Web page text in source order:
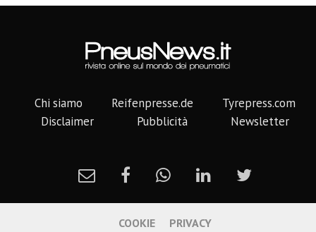
Chi siamo Reifenpresse.de
Tyrepress.com
Disclaimer
Pubblicità Newsletter
COOKIE PRIVACY